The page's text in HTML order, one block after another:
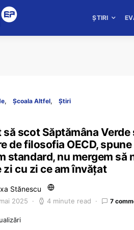
ȘTIRI
Școala Altfel Știri
scot Săptămâna
de filosofia OECD,
standard, nu mergem să
zi cu zi ce am învățat
Stănescu
2025 4 minute read 7